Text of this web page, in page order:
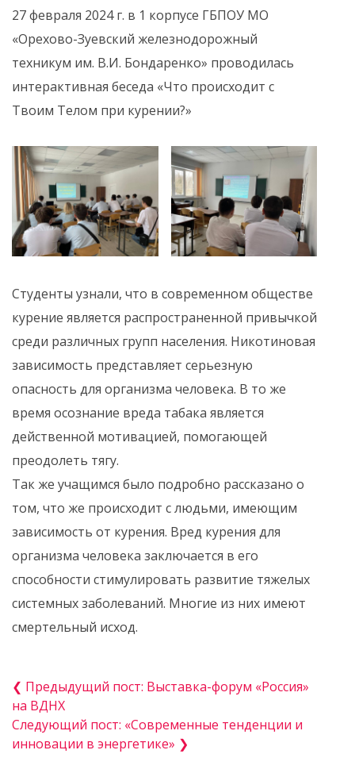
27 февраля 2024 г. в 1 корпусе ГБПОУ МО
«Орехово-Зуевский железнодорожный
техникум им. В.И. Бондаренко» проводилась
интерактивная беседа «Что происходит с
Твоим Телом при курении?»
Студенты узнали, что в современном обществе
курение является распространенной привычкой
среди различных групп населения. Никотиновая
зависимость представляет серьезную
опасность для организма человека. В то же
время осознание вреда табака является
действенной мотивацией, помогающей
преодолеть тягу.
Так же учащимся было подробно рассказано о
том, что же происходит с людьми, имеющим
зависимость от курения. Вред курения для
организма человека заключается в его
способности стимулировать развитие тяжелых
системных заболеваний. Многие из них имеют
смертельный исход.
❮ Предыдущий пост: Выставка-форум «Россия»
на ВДНХ
Следующий пост: «Современные тенденции и
инновации в энергетике» ❯